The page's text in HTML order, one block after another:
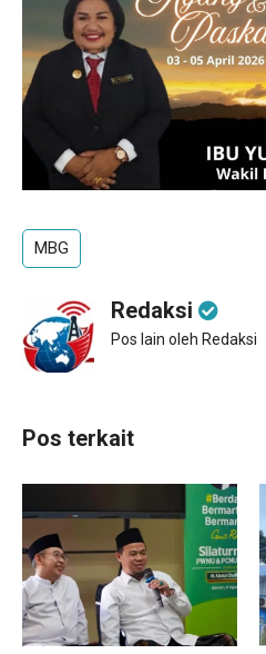
MBG
Redaksi
Pos lain oleh Redaksi
Pos terkait